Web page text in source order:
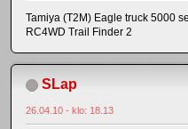
Tamiya (T2M) Eagle truck 5000
RC4WD Trail Finder 2
SLap
26.04.10 - klo: 18.13